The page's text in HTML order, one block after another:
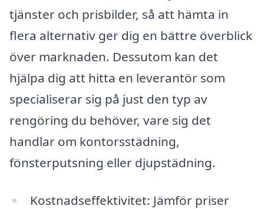
tjänster och prisbilder, så att hämta in
flera alternativ ger dig en bättre överblick
över marknaden. Dessutom kan det
hjälpa dig att hitta en leverantör som
specialiserar sig på just den typ av
rengöring du behöver, vare sig det
handlar om kontorsstädning,
fönsterputsning eller djupstädning.
Kostnadseffektivitet: Jämför priser